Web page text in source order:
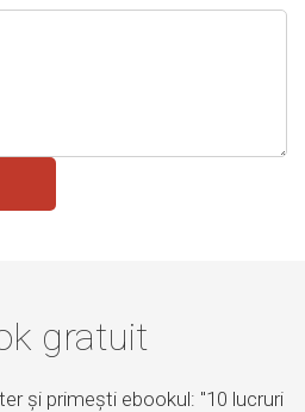
gratuit
și primești ebookul: "10 lucruri